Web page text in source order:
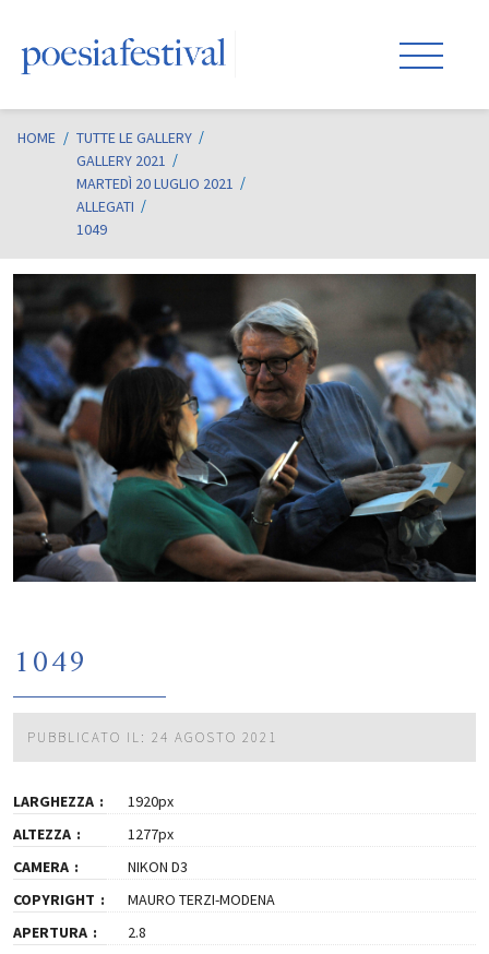
HOME / TUTTE LE GALLERY
GALLERY 2021
MARTEDÌ 20 LUGLIO 2021
ALLEGATI
1049
1049
PUBBLICATO IL: 24 AGOSTO 2021
LARGHEZZA
1920px
ALTEZZA
1277px
CAMERA
NIKON D3
COPYRIGHT
MAURO TERZI-MODENA
APERTURA
2.8